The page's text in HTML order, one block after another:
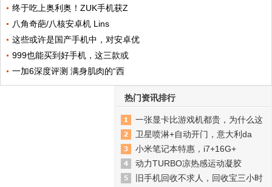
终于吃上奥利奥！ZUK手机获Z
八角奇葩/八核安卓机 Lins
这些或许是国产手机中，对安卓优
999也能买到好手机，这三款或
一加6深度评测 满身肌肉的“西
热门资讯排行
一张显卡比游戏机都贵，为什么这
卫星喷淋+自动开门，意大利da
小米笔记本特惠，i7+16G+
动力TURBO凉热感运动凝胶
旧手机回收不求人，回收宝三小时